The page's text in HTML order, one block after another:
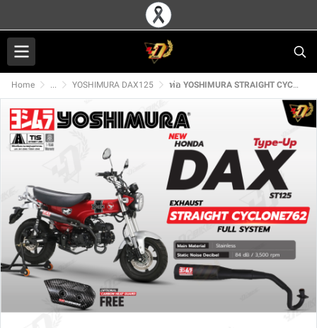
Home ... YOSHIMURA DAX125 ท่อ YOSHIMURA STRAIGHT CYCLONE762 TYPE-UPสำหรับ HONDA DAX125